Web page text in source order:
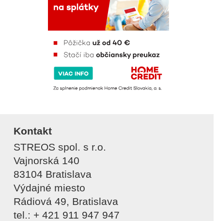
Kontakt
STREOS spol. s r.o.
Vajnorská 140
83104 Bratislava
Výdajné miesto
Rádiová 49, Bratislava
tel.: + 421 911 947 947